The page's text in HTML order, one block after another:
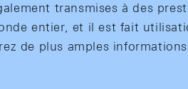
transmises à des
entier, et il est fait
de plus amples